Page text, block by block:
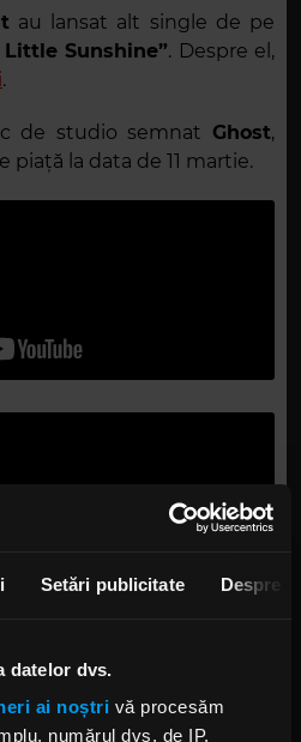
Setări publicitate Despre
datelor dvs.
ai noștri vă procesăm
numărul dvs. de IP,
au lansat alt single de pe
Little Sunshine”. Despre el,
.
de studio semnat Ghost,
piață la data de 11 martie.